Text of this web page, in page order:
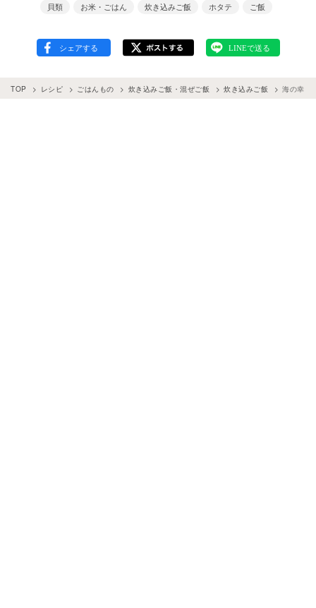
貝類
お米・ごはん 炊き込みご飯 ホタテ ご飯
TOP レシピ ごはんもの 炊き込みご飯・混ぜご飯 炊き込みご飯 海の幸を